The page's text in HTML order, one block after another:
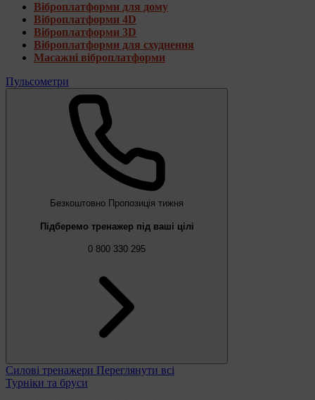
Віброплатформи для дому
Віброплатформи 4D
Віброплатформи 3D
Віброплатформи для схуднення
Масажні віброплатформи
Пульсометри
Безкоштовно Пропозиція тижня
Підберемо тренажер під ваші цілі
0 800 330 295
Силові тренажери Переглянути всі
Турніки та бруси